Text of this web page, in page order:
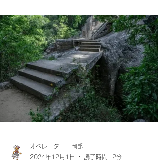
の便が表示されず.......
オペレーター 岡部
2024年12月1日
読了時間: 2分